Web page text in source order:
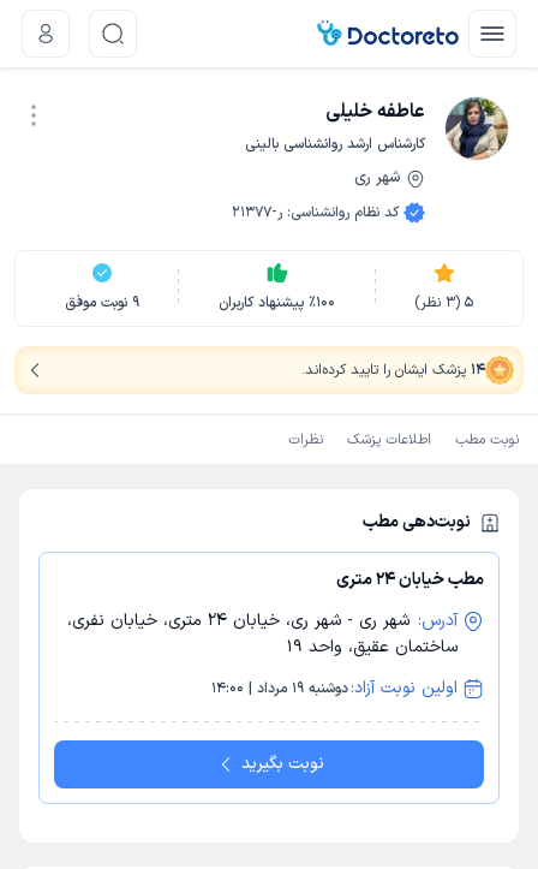
عاطفه خلیلی
کارشناس ارشد روانشناسی بالینی
شهر ری
کد نظام روانشناسی: ر-21377
5
(
3 نظر) ٪100 پیشنهاد کاربران 9 نوبت موفق
14 پزشک ایشان را تایید کرده‌اند.
نوبت مطب اطلاعات پزشک نظرات
نوبت‌دهی مطب
مطب خیابان 24 متری
آدرس:
شهر ری - شهر ری، خیابان 24 متری، خیابان نفری،
ساختمان عقیق، واحد 19
اولین نوبت آزاد:دوشنبه 19 مرداد | 14:00
نوبت بگیرید